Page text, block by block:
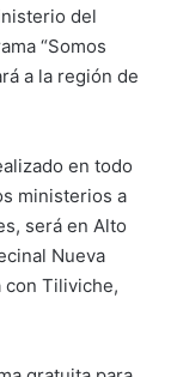
del
“Somos
a la región de
en todo
ministerios a
será en Alto
Nueva
con Tiliviche,